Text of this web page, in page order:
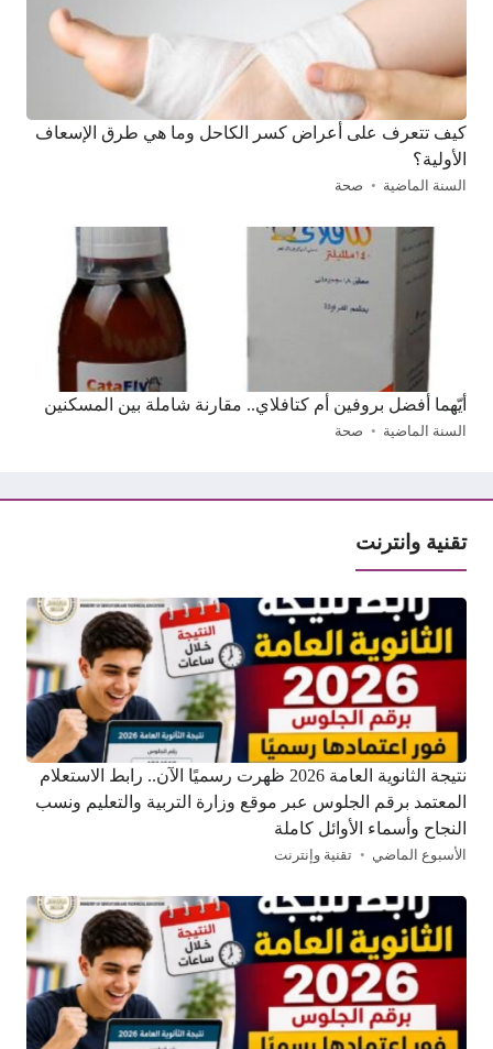
كيف تتعرف على أعراض كسر الكاحل وما هي طرق الإسعاف
الأولية؟
السنة الماضية صحة
أيّهما أفضل بروفين أم كتافلاي.. مقارنة شاملة بين المسكنين
السنة الماضية صحة
تقنية وانترنت
نتيجة الثانوية العامة 2026 ظهرت رسميًا الآن.. رابط الاستعلام
المعتمد برقم الجلوس عبر موقع وزارة التربية والتعليم ونسب
النجاح وأسماء الأوائل كاملة
الأسبوع الماضي تقنية وإنترنت